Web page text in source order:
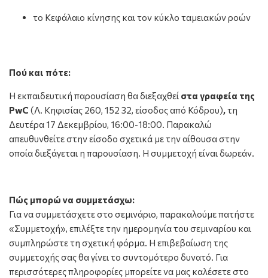
το Κεφάλαιο κίνησης και τον κύκλο ταμειακών ροών
Πού και πότε:
Η εκπαιδευτική παρουσίαση θα διεξαχθεί στα γραφεία της
PwC (Λ. Κηφισίας 260, 152 32, είσοδος από Κόδρου),τη
Δευτέρα 17 Δεκεμβρίου, 16:00-18:00. Παρακαλώ
απευθυνθείτε στην είσοδο σχετικά με την αίθουσα στην
οποία διεξάγεται η παρουσίαση. Η συμμετοχή είναι δωρεάν.
Πώς μπορώ να συμμετάσχω:
Για να συμμετάσχετε στο σεμινάριο, παρακαλούμε πατήστε
«Συμμετοχή», επιλέξτε την ημερομηνία του σεμιναρίου και
συμπληρώστε τη σχετική φόρμα. Η επιβεβαίωση της
συμμετοχής σας θα γίνει το συντομότερο δυνατό. Για
περισσότερες πληροφορίες μπορείτε να μας καλέσετε στο